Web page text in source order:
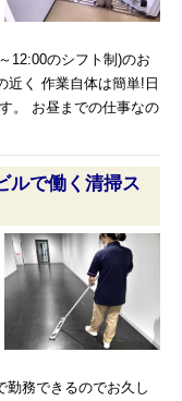
12:00のシフト制)のお
近く 作業自体は簡単!日
。 お昼までの仕事なの
ルで働く清掃ス
勤務できるのでお久し